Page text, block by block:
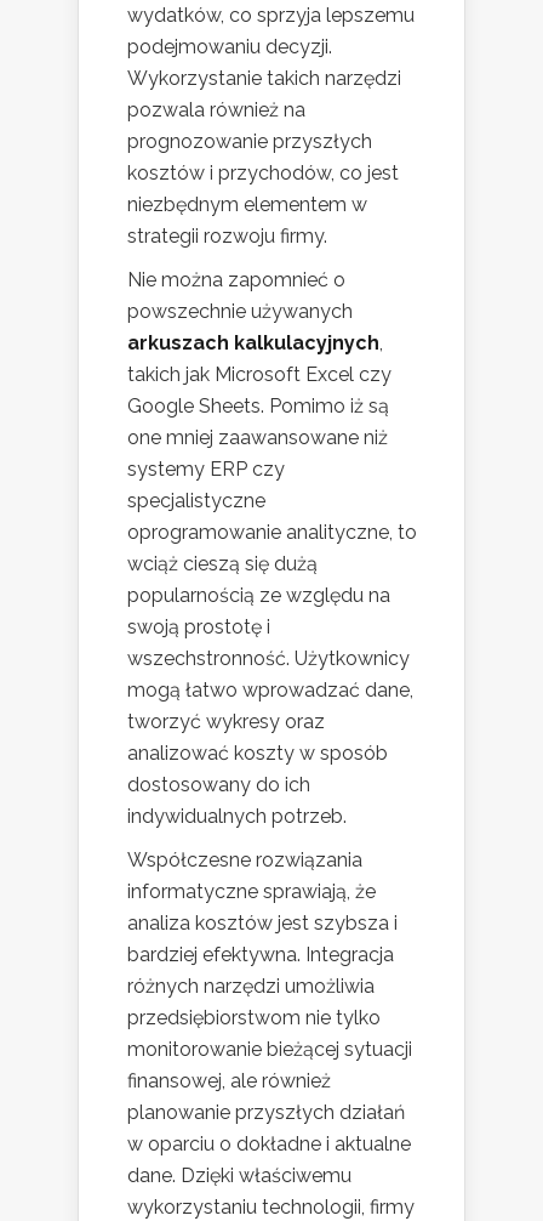
wydatków, co sprzyja lepszemu
podejmowaniu decyzji.
Wykorzystanie takich narzędzi
pozwala również na
prognozowanie przyszłych
kosztów i przychodów, co jest
niezbędnym elementem w
strategii rozwoju firmy.
Nie można zapomnieć o
powszechnie używanych
arkuszach kalkulacyjnych,
takich jak Microsoft Excel czy
Google Sheets. Pomimo iż są
one mniej zaawansowane niż
systemy ERP czy
specjalistyczne
oprogramowanie analityczne, to
wciąż cieszą się dużą
popularnością ze względu na
swoją prostotę i
wszechstronność. Użytkownicy
mogą łatwo wprowadzać dane,
tworzyć wykresy oraz
analizować koszty w sposób
dostosowany do ich
indywidualnych potrzeb.
Współczesne rozwiązania
informatyczne sprawiają, że
analiza kosztów jest szybsza i
bardziej efektywna. Integracja
różnych narzędzi umożliwia
przedsiębiorstwom nie tylko
monitorowanie bieżącej sytuacji
finansowej, ale również
planowanie przyszłych działań
w oparciu o dokładne i aktualne
dane. Dzięki właściwemu
wykorzystaniu technologii, firmy